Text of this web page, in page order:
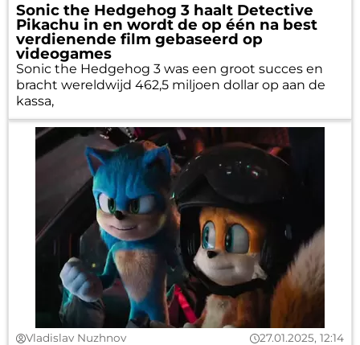
Sonic the Hedgehog 3 haalt Detective
Pikachu in en wordt de op één na best
verdienende film gebaseerd op
videogames
Sonic the Hedgehog 3 was een groot succes en
bracht wereldwijd 462,5 miljoen dollar op aan de
kassa,
Vladislav Nuzhnov 27.01.2025, 12:14